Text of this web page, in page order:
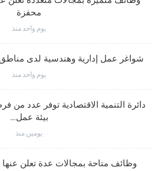
محفزة
يوم واحد منذ
شواغر عمل إدارية وهندسية لدى مناطق
يوم واحد منذ
دائرة التنمية الاقتصادية توفر عدد
بيئة عمل…
يومين منذ
وظائف متاحة بمجالات عدة تعلن